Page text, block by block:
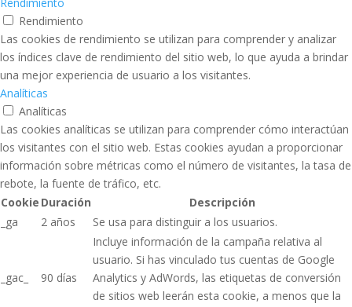
Rendimiento
Las cookies de rendimiento se utilizan para comprender y analizar
los índices clave de rendimiento del sitio web, lo que ayuda a brindar
una mejor experiencia de usuario a los visitantes.
Analíticas
Analíticas
Las cookies analíticas se utilizan para comprender cómo interactúan
los visitantes con el sitio web. Estas cookies ayudan a proporcionar
información sobre métricas como el número de visitantes, la tasa de
rebote, la fuente de tráfico, etc.
Cookie Duración
Descripción
_ga
2 años Se usa para distinguir a los usuarios.
_gac_ 90 días
Incluye información de la campaña relativa al
usuario. Si has vinculado tus cuentas de Google
Analytics y AdWords, las etiquetas de conversión
de sitios web leerán esta cookie, a menos que la